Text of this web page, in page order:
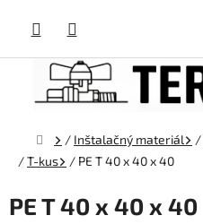
obsah
Domov
/ Inštalačný materiál /
/T-kus / PE T 40 x 40 x 40
PE T 40 x 40 x 40